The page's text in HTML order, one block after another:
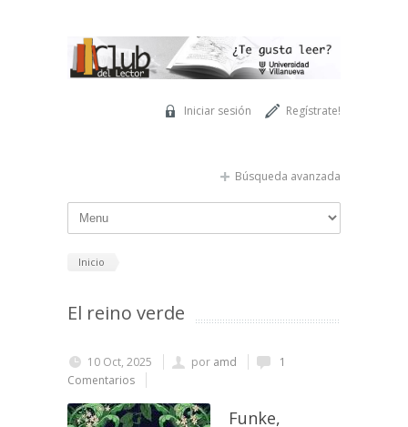
Regístrate!
Iniciar sesión
Búsqueda avanzada
Inicio
El reino verde
10 Oct, 2025 por amd
1
Comentarios
Funke,